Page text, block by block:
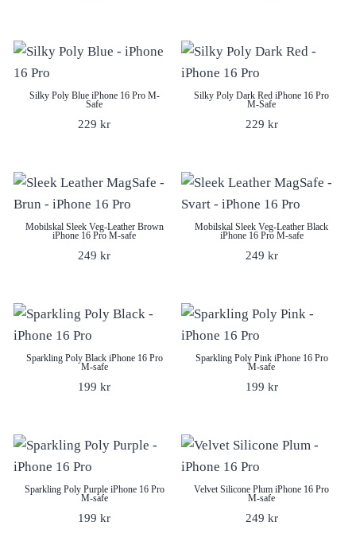
Silky Poly Blue iPhone 16 Pro M-
Safe
229kr
Silky Poly Dark Red iPhone 16 Pro
M-Safe
229 kr
Mobilskal Sleek Veg-Leather Brown
iPhone 16 Pro M-safe
249kr
Mobilskal Sleek Veg-Leather Black
iPhone 16 Pro M-safe
249 kr
Sparkling Poly Black iPhone 16 Pro
M-safe
199kr
Sparkling Poly Pink iPhone 16 Pro
M-safe
199 kr
Sparkling Poly Purple iPhone 16 Pro
M-safe
199kr
Velvet Silicone Plum iPhone 16 Pro
M-safe
249 kr